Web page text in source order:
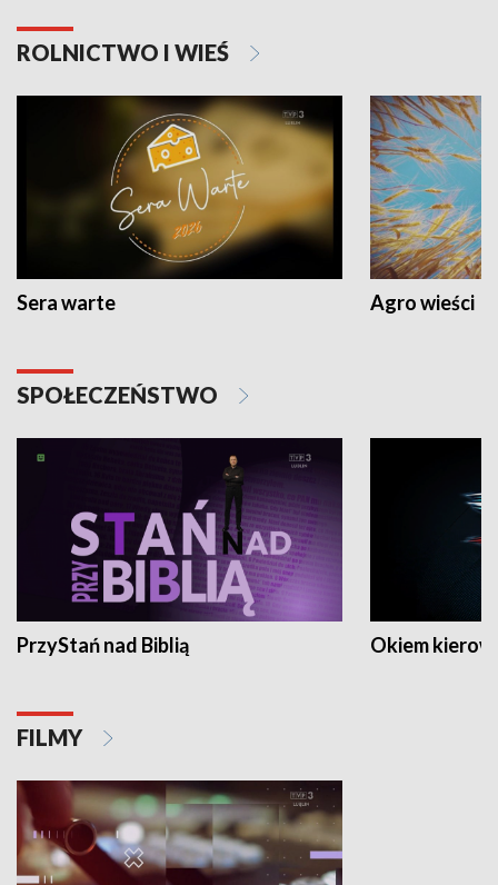
ROLNICTWO I WIEŚ
Sera warte Agro wieści
SPOŁECZEŃSTWO
PrzyStań nad Biblią Okiem
FILMY